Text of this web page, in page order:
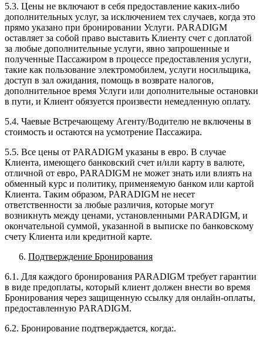
5.3. Цены не включают в себя предоставление каких-либо
дополнительных услуг, за исключением тех случаев, когда это
прямо указано при бронировании Услуги. PARADIGM
оставляет за собой право выставить Клиенту счет с доплатой
за любые дополнительные услуги, явно запрошенные и
полученные Пассажиром в процессе предоставления услуги,
такие как пользование электромобилем, услуги носильщика,
доступ в зал ожидания, помощь в возврате налогов,
дополнительное время Услуги или дополнительные остановки
в пути, и Клиент обязуется произвести немедленную оплату.
5.4. Чаевые Встречающему Агенту/Водителю не включены в
стоимость и остаются на усмотрение Пассажира.
5.5. Все цены от PARADIGM указаны в евро. В случае
Клиента, имеющего банковский счет и/или карту в валюте,
отличной от евро, PARADIGM не может знать или влиять на
обменный курс и политику, применяемую банком или картой
Клиента. Таким образом, PARADIGM не несет
ответственности за любые различия, которые могут
возникнуть между ценами, установленными PARADIGM, и
окончательной суммой, указанной в выписке по банковскому
счету Клиента или кредитной карте.
Подтверждение Бронирования
6.1. Для каждого бронирования PARADIGM требует гарантии
в виде предоплаты, который клиент должен внести во время
Бронирования через защищенную ссылку для онлайн-оплаты,
предоставленную PARADIGM.
6.2. Бронирование подтверждается, когда:.